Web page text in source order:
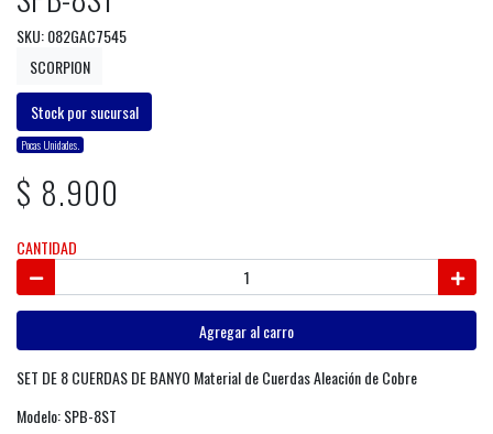
SKU: 082GAC7545
SCORPION
Stock por sucursal
Pocas Unidades.
$ 8.900
CANTIDAD
Agregar al carro
SET DE 8 CUERDAS DE BANYO Material de Cuerdas Aleación de Cobre
Modelo: SPB-8ST